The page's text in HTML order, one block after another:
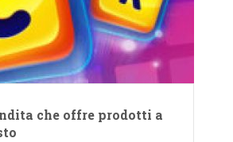
che offre prodotti a